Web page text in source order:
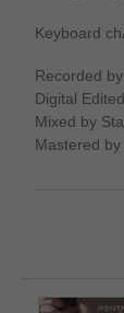
Keyboard
Recorded
Digital
Mixed by
Mastered